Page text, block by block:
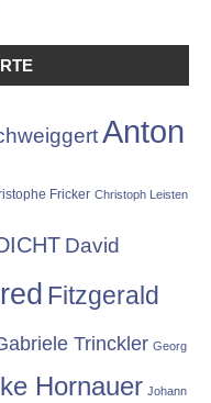
Anton
Fricker Christoph Leisten
David
Fitzgerald
Trinckler Georg
Hornauer Johann